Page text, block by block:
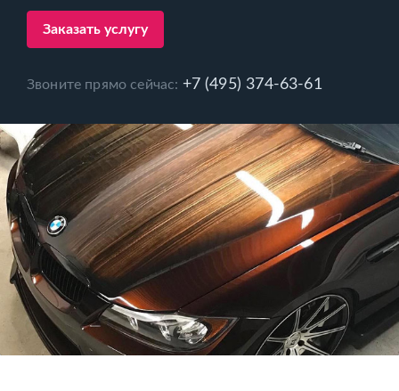
Заказать услугу
Звоните прямо сейчас: +7 (495) 374-63-61